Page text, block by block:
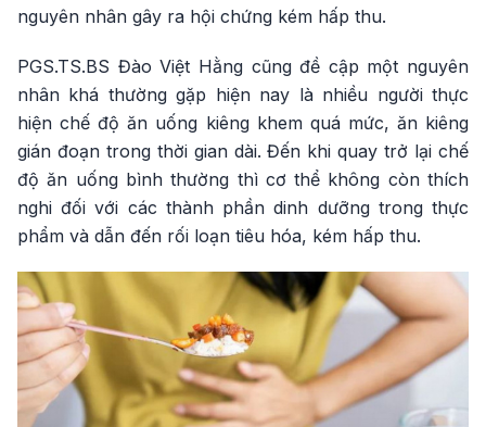
nguyên nhân gây ra hội chứng kém hấp thu.
PGS.TS.BS Đào Việt Hằng cũng đề cập một nguyên
nhân khá thường gặp hiện nay là nhiều người thực
hiện chế độ ăn uống kiêng khem quá mức, ăn kiêng
gián đoạn trong thời gian dài. Đến khi quay trở lại chế
độ ăn uống bình thường thì cơ thể không còn thích
nghi đối với các thành phần dinh dưỡng trong thực
phẩm và dẫn đến rối loạn tiêu hóa, kém hấp thu.